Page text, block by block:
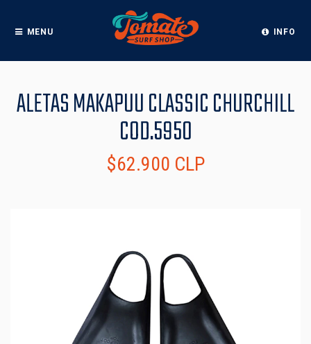
MENU INFO
ALETAS MAKAPUU CLASSIC CHURCHILL
COD.5950
$62.900 CLP